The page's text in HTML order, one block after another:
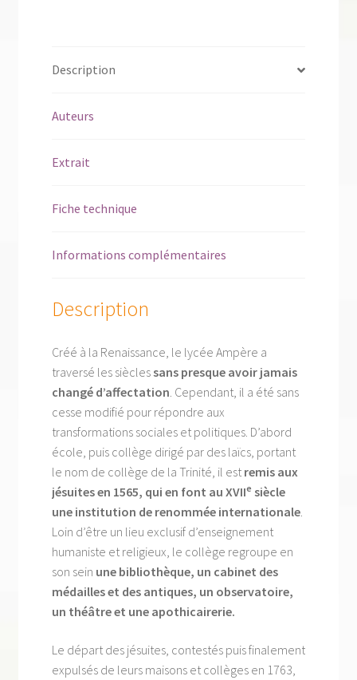
Description
Auteurs
Extrait
Fiche technique
Informations complémentaires
Description
Créé à la Renaissance, le lycée Ampère a
traversé les sièclessans presque avoir jamais
changé d’affectation . Cependant, il a été sans
cesse modifié pour répondre aux
transformations sociales et politiques. D’abord
école, puis collège dirigé par des laïcs, portant
le nom de collège de la Trinité, il est remis aux
jésuites en 1565, qui en font au XVIIe siècle
une institution de renommée internationale.
Loin d’être un lieu exclusif d’enseignement
humaniste et religieux, le collège regroupe en
son sein une bibliothèque, un cabinet des
médailles et des antiques, un observatoire,
un théâtre et une apothicairerie.
Le départ des jésuites, contestés puis finalement
expulsés de leurs maisons et collèges en 1763,